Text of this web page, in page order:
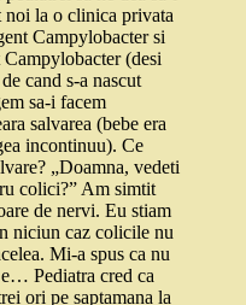
la o clinica privata
Campylobacter si
(desi
cand s-a nascut
sa-i facem
salvarea (bebe era
incontinuu). Ce
„Doamna, vedeti
colici?” Am simtit
de nervi. Eu stiam
niciun caz colicile nu
Mi-a spus ca nu
Pediatra cred ca
ori pe saptamana la